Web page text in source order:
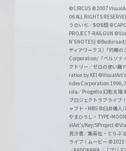
c
h
w
a
r
z
©CIRCUS ©2007
06 ALL RIGHTS
うのいぢ／SOS団
PROJECT-RAILGUN
N'S NOTES) ©Bushiroad/
ディアワークス/『灼眼の
Corporation/「ペルソナ
クトリー／ゼロの使い魔
ration by KEI
ndex Corporation
iola／Progetto 幻影太陽
プロジェクトラブライブ！
ャフト・MBS ©臼井儀人/
やまひろし・TYPE-
alArt's/Key/SProject
見沙貴／集英社・とらぶ
ライブ！ムービー ©2015